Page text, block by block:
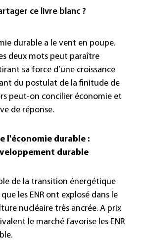
ce livre blanc ?
durable a le vent en poupe.
deux mots peut paraître
sa force d’une croissance
du postulat de la finitude de
peut-on concilier économie et
de réponse.
l'économie durable :
durable
de la transition énergétique
les ENR ont explosé dans le
nucléaire très ancrée. A prix
le marché favorise les ENR